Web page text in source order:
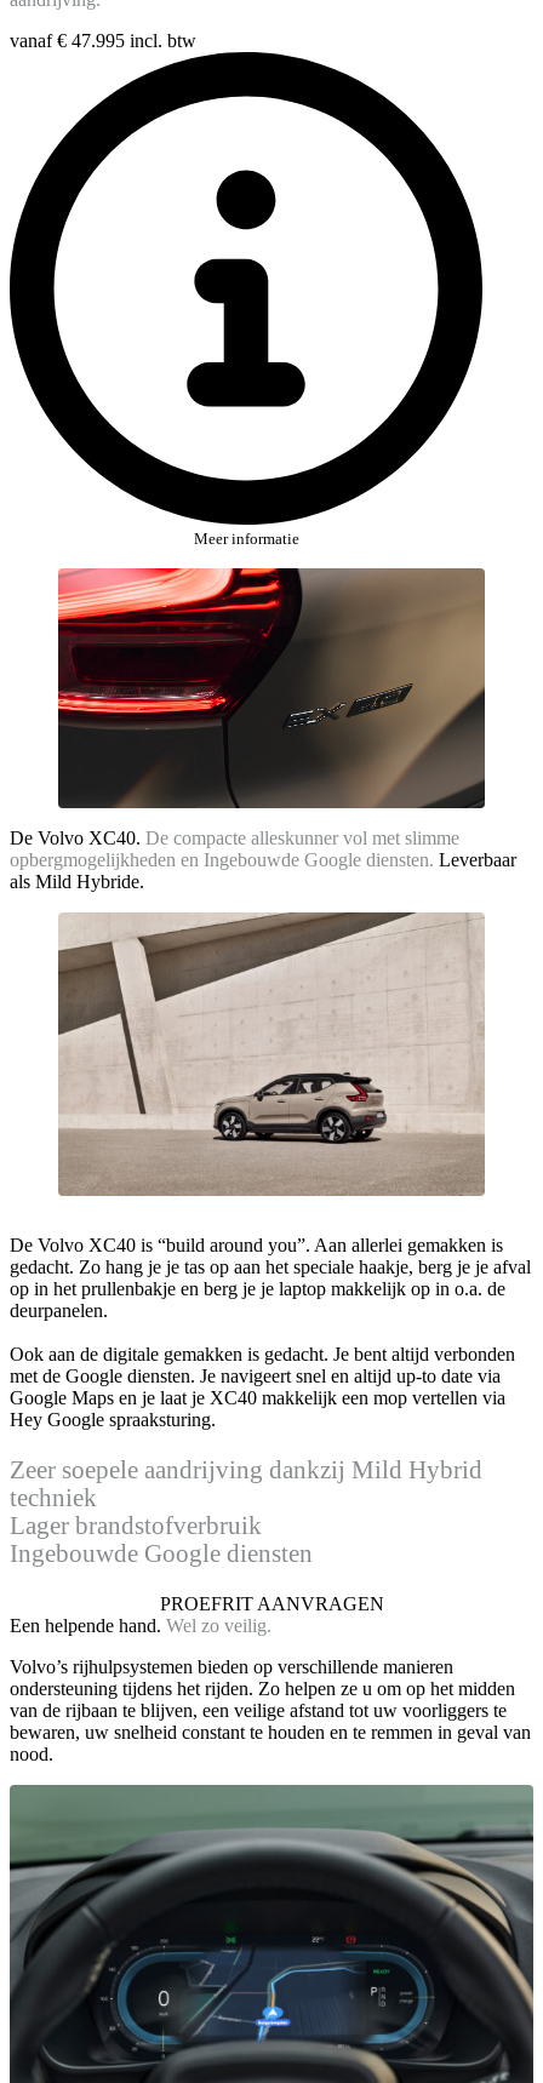
vanaf € 47.995 incl. btw
Meer informatie
De Volvo XC40. De compacte alleskunner vol met slimme
opbergmogelijkheden en Ingebouwde Google diensten. Leverbaar
als Mild Hybride.
De Volvo XC40 is “build around you”. Aan allerlei gemakken is
gedacht. Zo hang je je tas op aan het speciale haakje, berg je je afval
op in het prullenbakje en berg je je laptop makkelijk op in o.a. de
deurpanelen.
Ook aan de digitale gemakken is gedacht. Je bent altijd verbonden
met de Google diensten. Je navigeert snel en altijd up-to date via
Google Maps en je laat je XC40 makkelijk een mop vertellen via
Hey Google spraaksturing.
Zeer soepele aandrijving dankzij Mild Hybrid
techniek
Lager brandstofverbruik
Ingebouwde Google diensten
PROEFRIT AANVRAGEN
Een helpende hand. Wel zo veilig.
Volvo’s rijhulpsystemen bieden op verschillende manieren
ondersteuning tijdens het rijden. Zo helpen ze u om op het midden
van de rijbaan te blijven, een veilige afstand tot uw voorliggers te
bewaren, uw snelheid constant te houden en te remmen in geval van
nood.